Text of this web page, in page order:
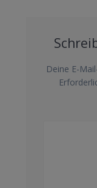
Deine E-